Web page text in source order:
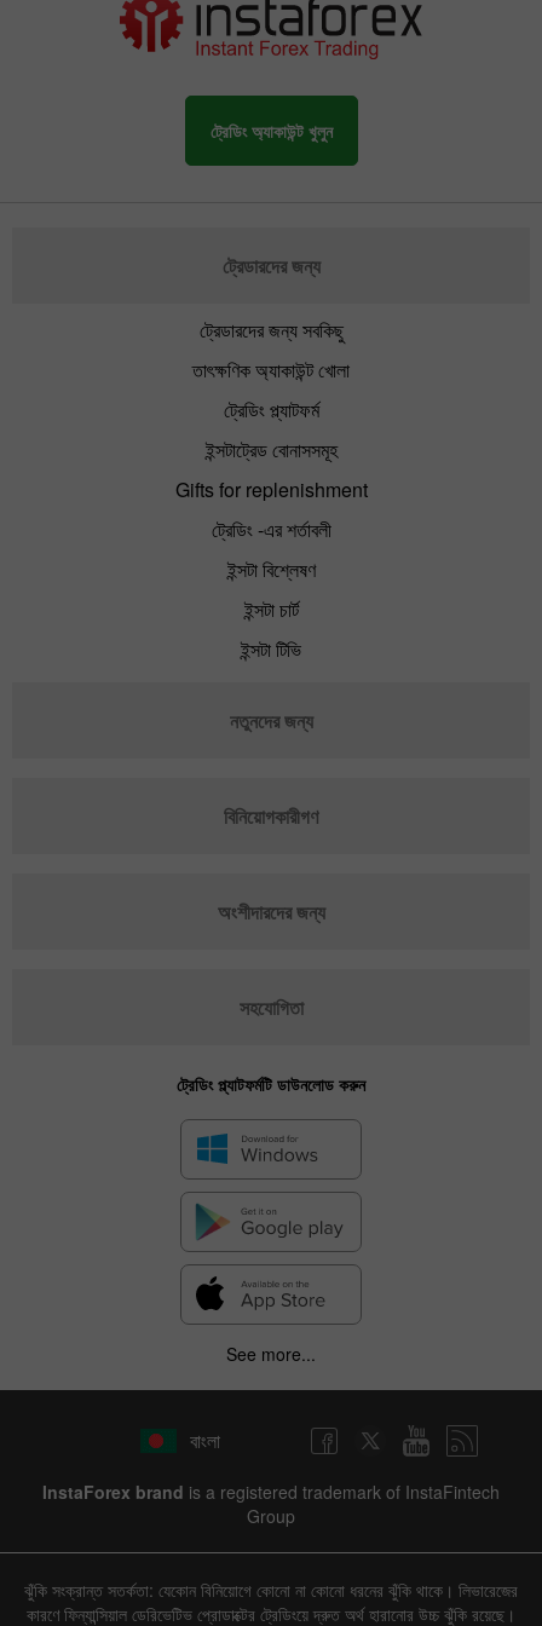
ট্রেডিং অ্যাকাউন্ট খুলুন
ট্রেডারদের জন্য
ট্রেডারদের জন্য সবকিছু
তাৎক্ষণিক অ্যাকাউন্ট খোলা
ট্রেডিং প্ল্যাটফর্ম
ইন্সটাট্রেড বোনাসসমূহ
Gifts for replenishment
ট্রেডিং -এর শর্তাবলী
ইন্সটা বিশ্লেষণ
ইন্সটা চার্ট
ইন্সটা টিভি
নতুনদের জন্য
বিনিয়োগকারীগণ
অংশীদারদের জন্য
সহযোগিতা
ট্রেডিং প্ল্যাটফর্মটি ডাউনলোড করুন
See more...
বাংলা
InstaForex brand is a registered trademark of InstaFintech
Group
ঝুঁকি সংক্রান্ত সতর্কতা: যেকোন বিনিয়োগে কোনো না কোনো ধরনের ঝুঁকি থাকে। লিভারেজের
কারণে ফিন্যান্সিয়াল ডেরিভেটিভ প্রোডাক্টের ট্রেডিংয়ে দ্রুত অর্থ হারানোর উচ্চ ঝুঁকি রয়েছে।